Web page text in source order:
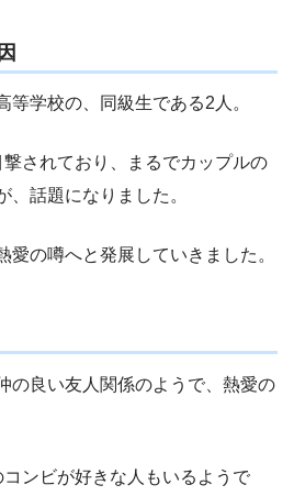
等学校の、同級生である2人。
されており、まるでカップルの
、話題になりました。
愛の噂へと発展していきました。
の良い友人関係のようで、熱愛の
ンビが好きな人もいるようで